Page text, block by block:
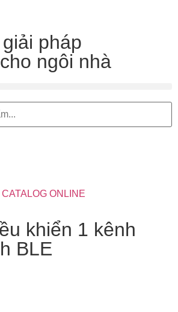
pháp
ngôi nhà
CATALOG ONLINE
khiển 1 kênh
BLE